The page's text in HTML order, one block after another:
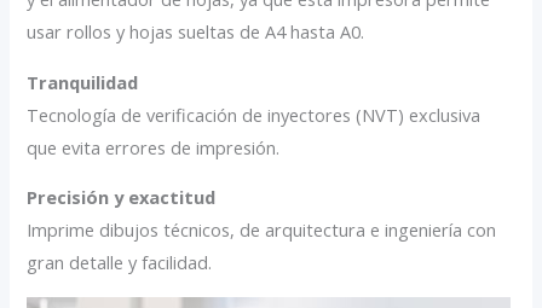
usar rollos y hojas sueltas de A4 hasta A0.
Tranquilidad
Tecnología de verificación de inyectores (NVT) exclusiva
que evita errores de impresión.
Precisión y exactitud
Imprime dibujos técnicos, de arquitectura e ingeniería con
gran detalle y facilidad.